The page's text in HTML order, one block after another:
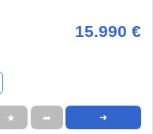
15.990 €
★ ➦ ➜